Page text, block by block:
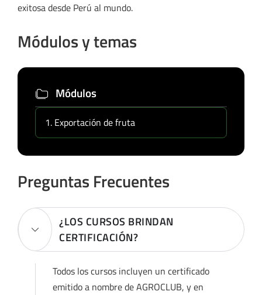
exitosa desde Perú al mundo.
Módulos y temas
Módulos
Exportación de fruta
Preguntas Frecuentes
¿LOS CURSOS BRINDAN
CERTIFICACIÓN?
Todos los cursos incluyen un certificado
emitido a nombre de AGROCLUB, y en